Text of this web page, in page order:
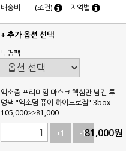
배송비
(조건) 지역별
+ 추가 옵션 선택
투명팩
엑소좀 프리미엄 마스크 핵심만 남긴 투
명팩 "엑소덤 퓨어 하이드로겔" 3box
105,000>>81,000
+1
-181,000원